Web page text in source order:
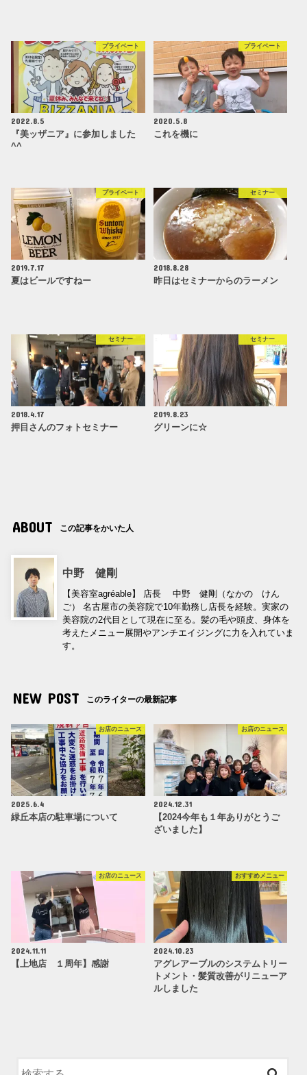
プライベート
2022.8.5
『美ッザニア』に参加しました
^^
プライベート
2020.5.8
これを機に
プライベート
2019.7.17
夏はビールですねー
セミナー
2018.8.28
昨日はセミナーからのラーメン
セミナー
2018.4.17
押目さんのフォトセミナー
セミナー
2019.8.23
グリーンに☆
ABOUT この記事をかいた人
中野 健剛
【美容室agréable】 店長 中野 健剛（なかの けん
ご） 名古屋市の美容院で10年勤務し店長を経験。実家の
美容院の2代目として現在に至る。髪の毛や頭皮、身体を
考えたメニュー展開やアンチエイジングに力を入れていま
す。
NEW POST このライターの最新記事
お店のニュース
2025.6.4
緑丘本店の駐車場について
お店のニュース
2024.12.31
【2024今年も１年ありがとうご
ざいました】
お店のニュース
2024.11.11
【上地店 １周年】感謝
おすすめメニュー
2024.10.23
アグレアーブルのシステムトリー
トメント・髪質改善がリニューア
ルしました